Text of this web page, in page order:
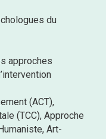
du
approches
(ACT),
(TCC), Approche
Art-